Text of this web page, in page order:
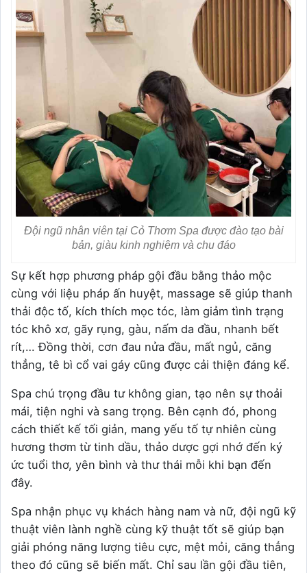
Đội ngũ nhân viên tại Cỏ Thơm Spa được đào tạo bài
bản, giàu kinh nghiệm và chu đáo
Sự kết hợp phương pháp gội đầu bằng thảo mộc
cùng với liệu pháp ấn huyệt, massage sẽ giúp thanh
thải độc tố, kích thích mọc tóc, làm giảm tình trạng
tóc khô xơ, gãy rụng, gàu, nấm da đầu, nhanh bết
rít,… Đồng thời, cơn đau nửa đầu, mất ngủ, căng
thẳng, tê bì cổ vai gáy cũng được cải thiện đáng kể.
Spa chú trọng đầu tư không gian, tạo nên sự thoải
mái, tiện nghi và sang trọng. Bên cạnh đó, phong
cách thiết kế tối giản, mang yếu tố tự nhiên cùng
hương thơm từ tinh dầu, thảo dược gợi nhớ đến ký
ức tuổi thơ, yên bình và thư thái mỗi khi bạn đến
đây.
Spa nhận phục vụ khách hàng nam và nữ, đội ngũ kỹ
thuật viên lành nghề cùng kỹ thuật tốt sẽ giúp bạn
giải phóng năng lượng tiêu cực, mệt mỏi, căng thẳng
theo đó cũng sẽ biến mất. Chỉ sau lần gội đầu tiên,